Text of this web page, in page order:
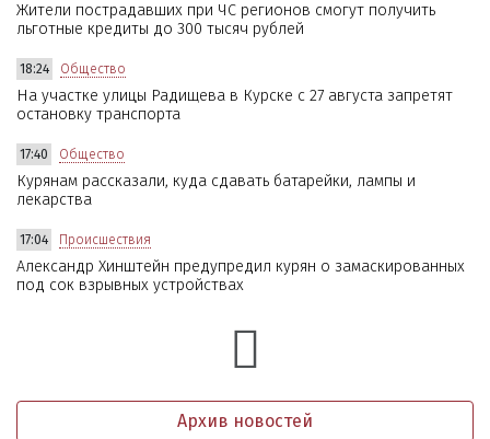
Жители пострадавших при ЧС регионов смогут получить
льготные кредиты до 300 тысяч рублей
18:24 Общество
На участке улицы Радищева в Курске с 27 августа запретят
остановку транспорта
17:40 Общество
Курянам рассказали, куда сдавать батарейки, лампы и
лекарства
17:04 Происшествия
Александр Хинштейн предупредил курян о замаскированных
под сок взрывных устройствах
Архив новостей